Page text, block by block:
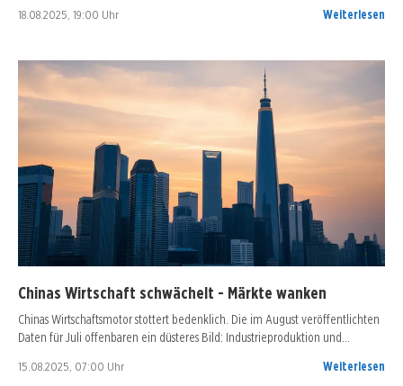
18.08.2025, 19:00 Uhr Weiterlesen
Chinas Wirtschaft schwächelt - Märkte wanken
Chinas Wirtschaftsmotor stottert bedenklich. Die im August veröffentlichten
Daten für Juli offenbaren ein düsteres Bild: Industrieproduktion und…
15.08.2025, 07:00 Uhr Weiterlesen